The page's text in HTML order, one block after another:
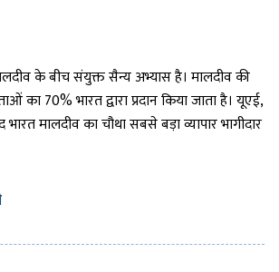
के बीच संयुक्त सैन्य अभ्यास है। मालदीव की
का 70% भारत द्वारा प्रदान किया जाता है। यूएई,
मालदीव का चौथा सबसे बड़ा व्यापार भागीदार